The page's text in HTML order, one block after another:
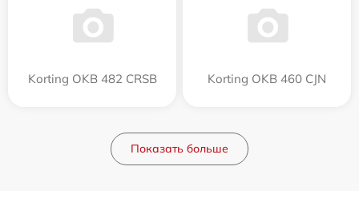
Korting OKB 482 CRSB Korting OKB 460 CJN
Показать больше